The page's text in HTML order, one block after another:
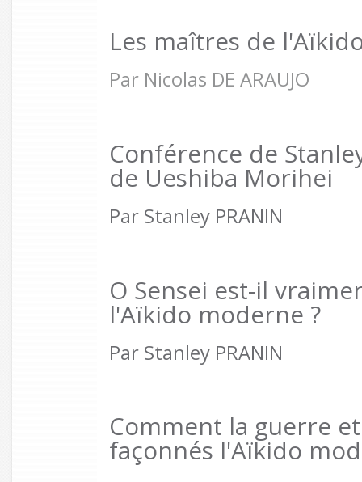
Les maîtres de
Par Nicolas DE ARAUJO
Conférence de
de Ueshiba Morihei
Par Stanley PRANIN
O Sensei est-il
l'Aïkido moderne ?
Par Stanley PRANIN
Comment la guerre
façonnés l'Aïkido